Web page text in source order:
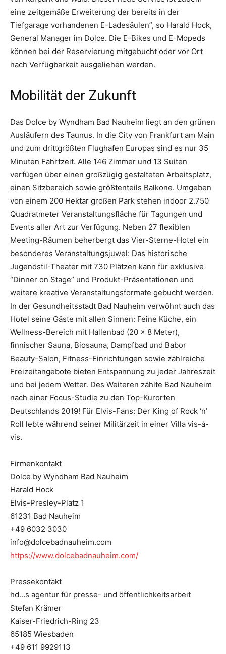
eine zeitgemäße Erweiterung der bereits in der
Tiefgarage vorhandenen E-Ladesäulen”, so Harald Hock,
General Manager im Dolce. Die E-Bikes und E-Mopeds
können bei der Reservierung mitgebucht oder vor Ort
nach Verfügbarkeit ausgeliehen werden.
Mobilität der Zukunft
Das Dolce by Wyndham Bad Nauheim liegt an den grünen
Ausläufern des Taunus. In die City von Frankfurt am Main
und zum drittgrößten Flughafen Europas sind es nur 35
Minuten Fahrtzeit. Alle 146 Zimmer und 13 Suiten
verfügen über einen großzügig gestalteten Arbeitsplatz,
einen Sitzbereich sowie größtenteils Balkone. Umgeben
von einem 200 Hektar großen Park stehen indoor 2.750
Quadratmeter Veranstaltungsfläche für Tagungen und
Events aller Art zur Verfügung. Neben 27 flexiblen
Meeting-Räumen beherbergt das Vier-Sterne-Hotel ein
besonderes Veranstaltungsjuwel: Das historische
Jugendstil-Theater mit 730 Plätzen kann für exklusive
“Dinner on Stage” und Produkt-Präsentationen und
weitere kreative Veranstaltungsformate gebucht werden.
In der Gesundheitsstadt Bad Nauheim verwöhnt auch das
Hotel seine Gäste mit allen Sinnen: Feine Küche, ein
Wellness-Bereich mit Hallenbad (20 x 8 Meter),
finnischer Sauna, Biosauna, Dampfbad und Babor
Beauty-Salon, Fitness-Einrichtungen sowie zahlreiche
Freizeitangebote bieten Entspannung zu jeder Jahreszeit
und bei jedem Wetter. Des Weiteren zählte Bad Nauheim
nach einer Focus-Studie zu den Top-Kurorten
Deutschlands 2019! Für Elvis-Fans: Der King of Rock ‘n’
Roll lebte während seiner Militärzeit in einer Villa vis-à-
vis.
Firmenkontakt
Dolce by Wyndham Bad Nauheim
Harald Hock
Elvis-Presley-Platz 1
61231 Bad Nauheim
+49 6032 3030
info@dolcebadnauheim.com
https://www.dolcebadnauheim.com/
Pressekontakt
hd…s agentur für presse- und öffentlichkeitsarbeit
Stefan Krämer
Kaiser-Friedrich-Ring 23
65185 Wiesbaden
+49 611 9929113